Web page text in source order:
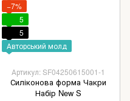
−7%
5
5
Авторський молд
Артикул: SF04250615001-1
Силіконова форма Чакри
Набір New S